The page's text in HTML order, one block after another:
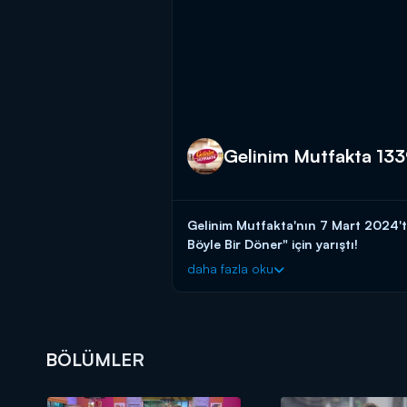
Gelinim Mutfakta
Gelinim Mutfakta'nın 7 Mart
Böyle Bir Döner" için yarıştı!
Başladığı tarihten itibaren hafta
Gelinim Mutfakta, yeni
daha fazla oku
BÖLÜMLER